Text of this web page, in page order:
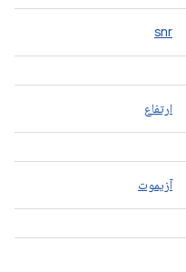
snr
ارتفاع
آزیموت